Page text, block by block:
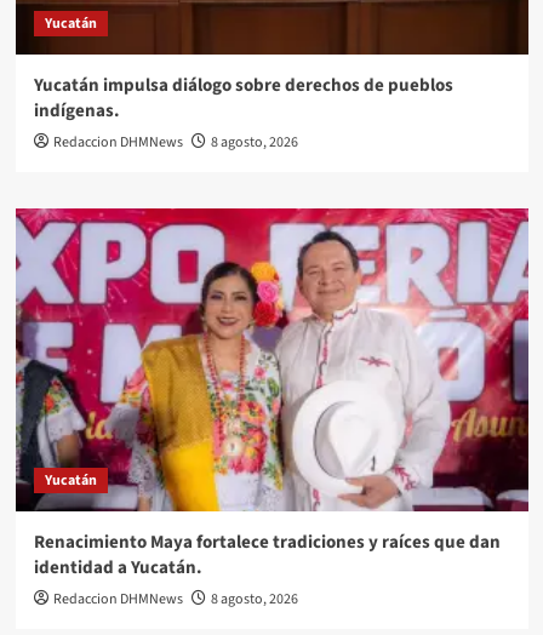
Yucatán
Yucatán impulsa diálogo sobre derechos de pueblos
indígenas.
Redaccion DHMNews 8 agosto, 2026
Yucatán
Renacimiento Maya fortalece tradiciones y raíces que dan
identidad a Yucatán.
Redaccion DHMNews 8 agosto, 2026